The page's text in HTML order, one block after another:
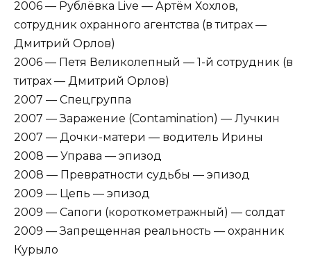
2006 — Рублёвка Live — Артём Хохлов,
сотрудник охранного агентства (в титрах —
Дмитрий Орлов)
2006 — Петя Великолепный — 1-й сотрудник (в
титрах — Дмитрий Орлов)
2007 — Спецгруппа
2007 — Заражение (Contamination) — Лучкин
2007 — Дочки-матери — водитель Ирины
2008 — Управа — эпизод
2008 — Превратности судьбы — эпизод
2009 — Цепь — эпизод
2009 — Сапоги (короткометражный) — солдат
2009 — Запрещенная реальность — охранник
Курыло